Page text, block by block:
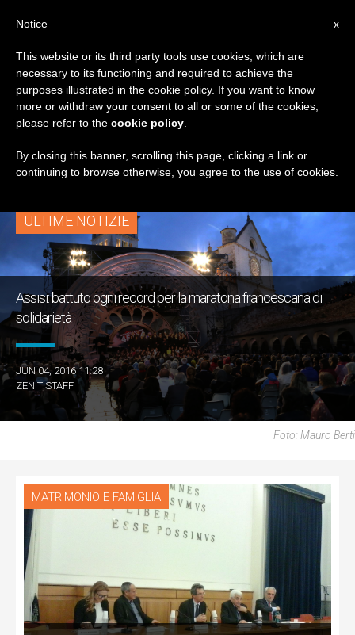
TAG
Posts Tagged
‘televisione’
ULTIME NOTIZIE
Assisi: battuto ogni record per la maratona francescana di
solidarietà
JUN 04, 2016 11:28
ZENIT STAFF
Foto: Mauro Berti
MATRIMONIO E FAMIGLIA
x
Notice
This website or its third party tools use cookies, which are
necessary to its functioning and required to achieve the
purposes illustrated in the cookie policy. If you want to know
more or withdraw your consent to all or some of the cookies,
please refer to the cookie policy
By closing this banner, scrolling this page, clicking a link or
continuing to browse otherwise, you agree to the use of cookies.